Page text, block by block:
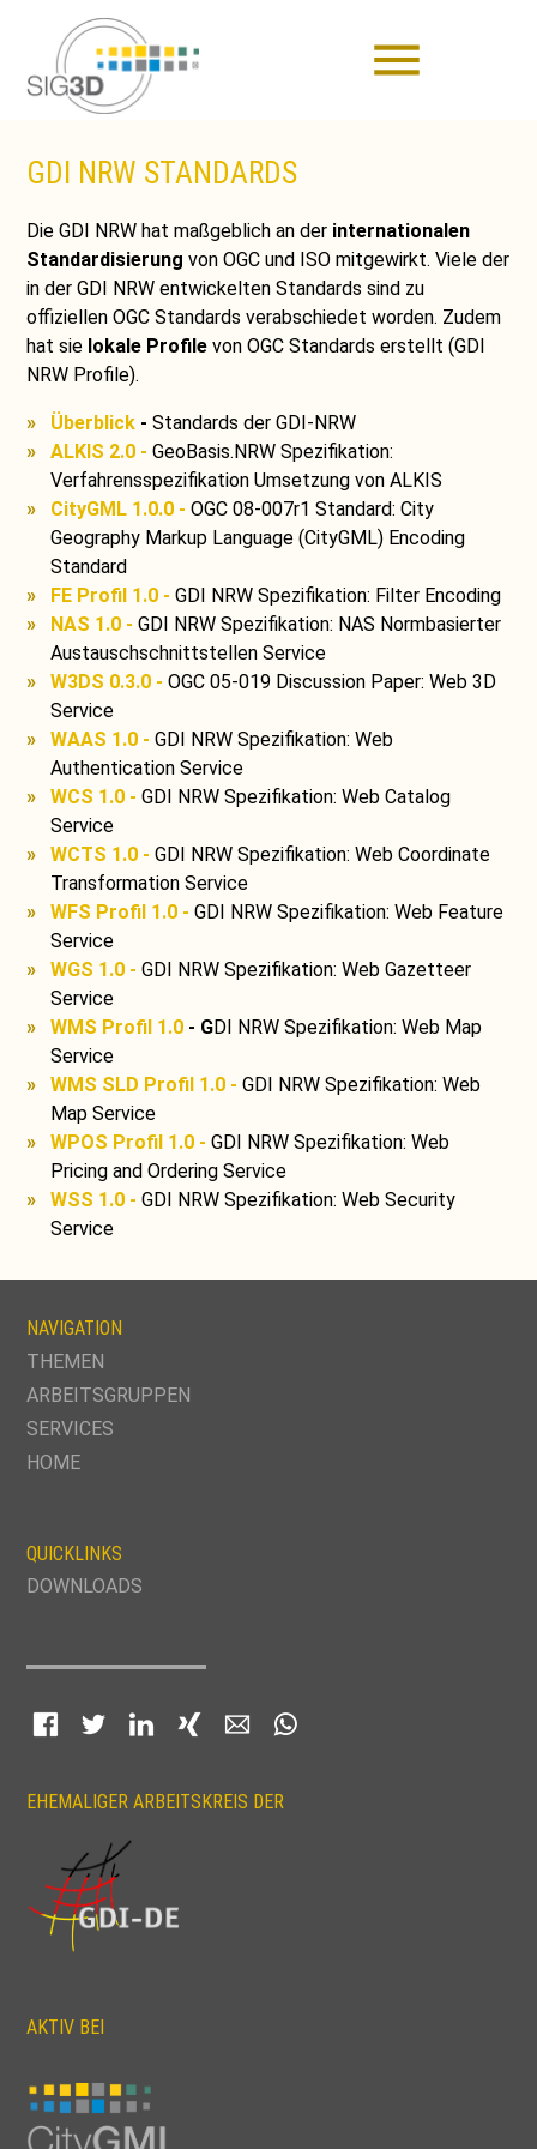
menu
GDI NRW STANDARDS
Die GDI NRW hat maßgeblich an der internationalen
Standardisierung von OGC und ISO mitgewirkt. Viele der
in der GDI NRW entwickelten Standards sind zu
offiziellen OGC Standards verabschiedet worden. Zudem
hat sie lokale Profile von OGC Standards erstellt (GDI
NRW Profile).
Überblick -Standards der GDI-NRW
ALKIS 2.0 -GeoBasis.NRW Spezifikation:
Verfahrensspezifikation Umsetzung von ALKIS
CityGML 1.0.0 -OGC 08-007r1 Standard: City
Geography Markup Language (CityGML) Encoding
Standard
FE Profil 1.0 -GDI NRW Spezifikation: Filter Encoding
NAS 1.0 -GDI NRW Spezifikation: NAS Normbasierter
Austauschschnittstellen Service
W3DS 0.3.0 -OGC 05-019 Discussion Paper: Web 3D
Service
WAAS 1.0 -GDI NRW Spezifikation: Web
Authentication Service
WCS 1.0 -GDI NRW Spezifikation: Web Catalog
Service
WCTS 1.0 -GDI NRW Spezifikation: Web Coordinate
Transformation Service
WFS Profil 1.0 -GDI NRW Spezifikation: Web Feature
Service
WGS 1.0 -GDI NRW Spezifikation: Web Gazetteer
Service
WMS Profil 1.0 - GDI NRW Spezifikation: Web Map
Service
WMS SLD Profil 1.0 -GDI NRW Spezifikation: Web
Map Service
WPOS Profil 1.0 -GDI NRW Spezifikation: Web
Pricing and Ordering Service
WSS 1.0 -GDI NRW Spezifikation: Web Security
Service
NAVIGATION
NAVIGATION
ÜBERSPRINGEN
THEMEN
ARBEITSGRUPPEN
SERVICES
HOME
QUICKLINKS
DOWNLOADS
Facebook
Twitter LinkedInXing E-mail
EHEMALIGER ARBEITSKREIS DER
AKTIV BEI